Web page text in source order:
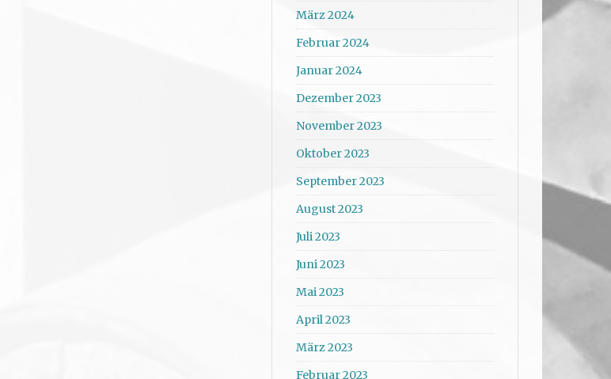
März 2024
Februar 2024
Januar 2024
Dezember 2023
November 2023
Oktober 2023
September 2023
August 2023
Juli 2023
Juni 2023
Mai 2023
April 2023
März 2023
Februar 2023